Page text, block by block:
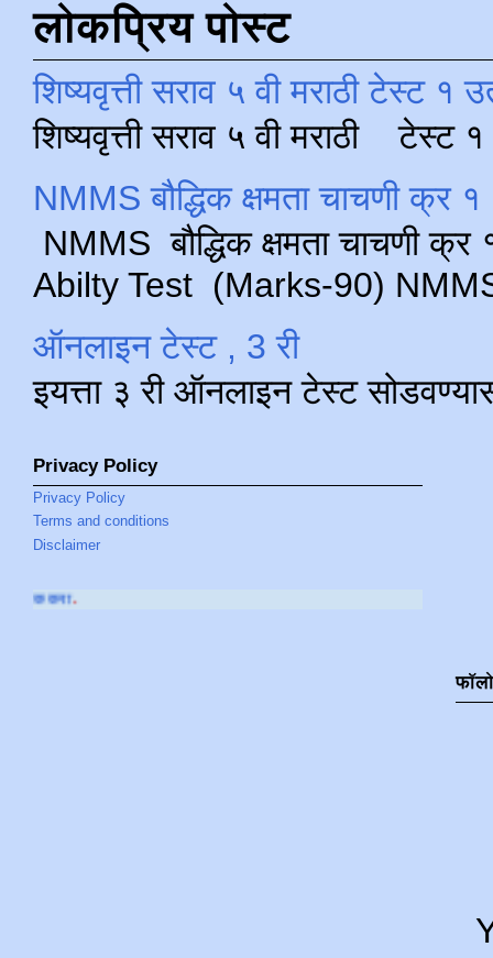
लोकप्रिय पोस्ट
शिष्यवृत्ती सराव ५ वी मराठी टेस्ट १
शिष्यवृत्ती सराव ५ वी मराठी टेस्ट
NMMS बौद्धिक क्षमता चाचणी क्र
NMMS बौद्धिक क्षमता चाचणी
Abilty Test (Marks-90) NMMS
ऑनलाइन टेस्ट , 3 री
इयत्ता ३ री ऑनलाइन टेस्ट
Privacy Policy
Privacy Policy
Terms and conditions
Disclaimer